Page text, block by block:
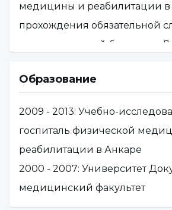
медицины и реабилитации в
прохождения обязательной
государственной больнице
специалистом по
Авджылар в 2017-2021 годах и
медицинском центре
NRL в 2021-2025 годах. С 2025
больнице NPISTANBUL.
Образование
2009 - 2013: Учебно-
госпиталь физической
реабилитации в Анкаре
2000 - 2007: Университет
медицинский факультет